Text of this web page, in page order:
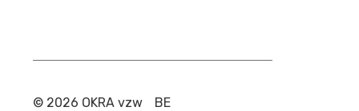
© 2026 OKRA vzw
BE